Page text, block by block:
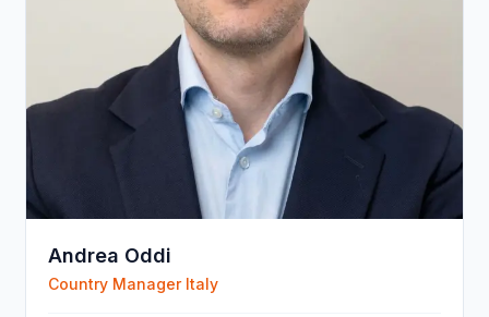
Andrea Oddi
Country Manager Italy